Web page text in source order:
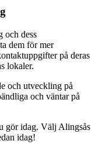
och dess
dem för mer
på deras
lokaler.
och utveckling på
och väntar på
gör idag. Välj Alingsås
idag!